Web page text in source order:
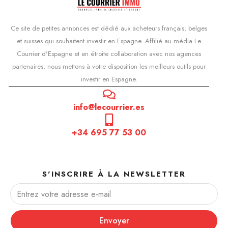
Ce site de petites annonces est dédié aux acheteurs français, belges
et suisses qui souhaitent investir en Espagne. Affilié au média Le
Courrier d'Espagne et en étroite collaboration avec nos agences
partenaires, nous mettons à votre disposition les meilleurs outils pour
investir en Espagne.
info@lecourrier.es
+34 695 77 53 00
S'INSCRIRE À LA NEWSLETTER
Envoyer